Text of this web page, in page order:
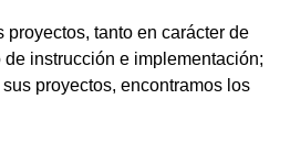
proyectos, tanto en carácter de
instrucción e implementación;
proyectos, encontramos los